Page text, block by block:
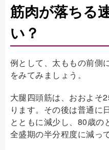
筋肉が落ちる
い？
例として、太ももの前側
をみてみましょう。
大腿四頭筋は、おおよそ
ります。その後は普通に
とともに減少し、80歳の
全盛期の半分程度に減っ